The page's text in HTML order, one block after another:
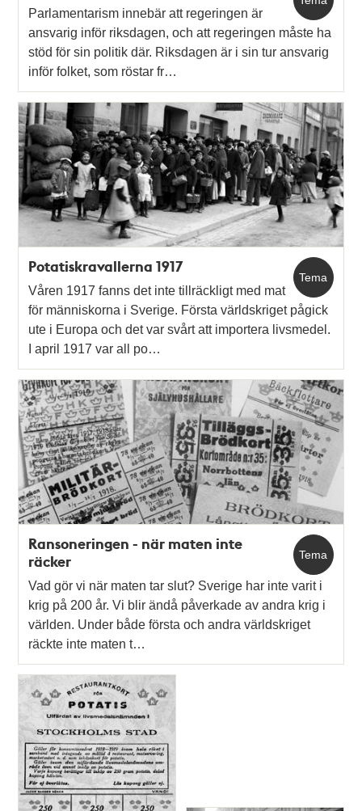
Parlamentarism innebär att regeringen är
ansvarig inför riksdagen, och att regeringen måste ha
stöd för sin politik där. Riksdagen är i sin tur ansvarig
inför folket, som röstar fr…
Tema
Potatiskravallerna 1917
Våren 1917 fanns det inte tillräckligt med mat
för människorna i Sverige. Första världskriget pågick
ute i Europa och det var svårt att importera livsmedel.
I april 1917 var all po…
Tema
Ransoneringen - när maten inte
räcker
Vad gör vi när maten tar slut? Sverige har inte varit i
krig på 200 år. Vi blir ändå påverkade av andra krig i
världen. Under både första och andra världskriget
räckte inte maten t…